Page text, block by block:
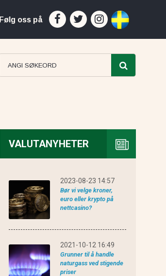
Følg oss på
eToro anmeldelse
VALUTANYHETER
2023-08-23 14:57
Bør vi velge kroner,
euro eller krypto på
nettcasino?
2021-10-12 16:49
Grunner til å handle
naturgass ved stigende
priser